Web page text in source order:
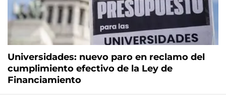
Universidades: nuevo paro en reclamo del
cumplimiento efectivo de la Ley de
Financiamiento